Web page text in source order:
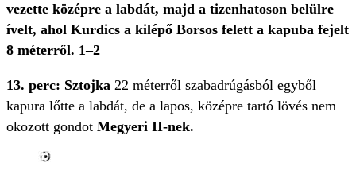
vezette középre a labdát, majd a tizenhatoson belülre
ívelt, ahol Kurdics a kilépő Borsos felett a kapuba fejelt
8 méterről. 1–2
13. perc: Sztojka 22 méterről szabadrúgásból egyből
kapura lőtte a labdát, de a lapos, középre tartó lövés nem
okozott gondot Megyeri II-nek.